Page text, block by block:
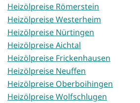
Heizölpreise Römerstein
Heizölpreise Westerheim
Heizölpreise Nürtingen
Heizölpreise Aichtal
Heizölpreise Frickenhausen
Heizölpreise Neuffen
Heizölpreise Oberboihingen
Heizölpreise Wolfschlugen